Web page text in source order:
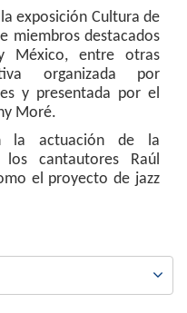
exposición Cultura de
miembros destacados
México, entre otras
organizada por
y presentada por el
Moré.
la actuación de la
los cantautores Raúl
el proyecto de jazz
